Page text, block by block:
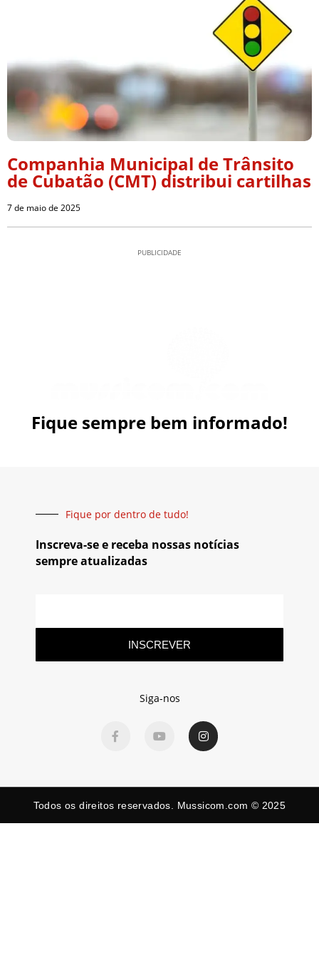
Companhia Municipal de Trânsito
de Cubatão (CMT) distribui cartilhas
7 de maio de 2025
PUBLICIDADE
Fique sempre bem informado!
Fique por dentro de tudo!
Inscreva-se e receba nossas notícias
sempre atualizadas
INSCREVER
Siga-nos
Todos os direitos reservados. Mussicom.com © 2025